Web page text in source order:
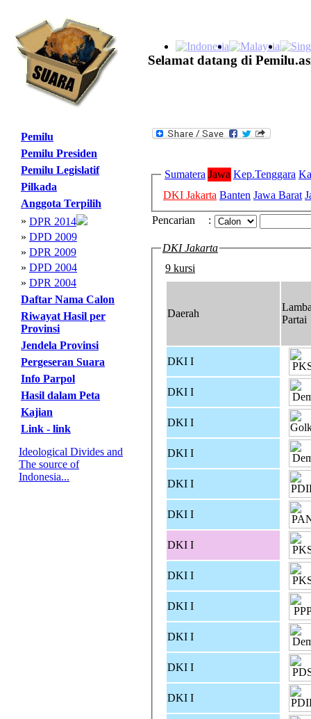
Selamat datang di
Pemilu
Pemilu Presiden
Pemilu Legislatif
Pilkada
Anggota Terpilih
» DPR 2014
» DPD 2009
» DPR 2009
» DPD 2004
» DPR 2004
Daftar Nama Calon
Riwayat Hasil per
Provinsi
Jendela Provinsi
Pergeseran Suara
Info Parpol
Hasil dalam Peta
Kajian
Link - link
Ideological Divides and
The source of
Indonesia...
Sumatera Jawa Kep.Tenggara
DKI Jakarta Banten Jawa Barat
Pencarian :
DKI Jakarta
9 kursi
Daerah
Partai
DKI I
DKI I
DKI I
DKI I
DKI I
DKI I
DKI I
DKI I
DKI I
DKI I
DKI I
DKI I